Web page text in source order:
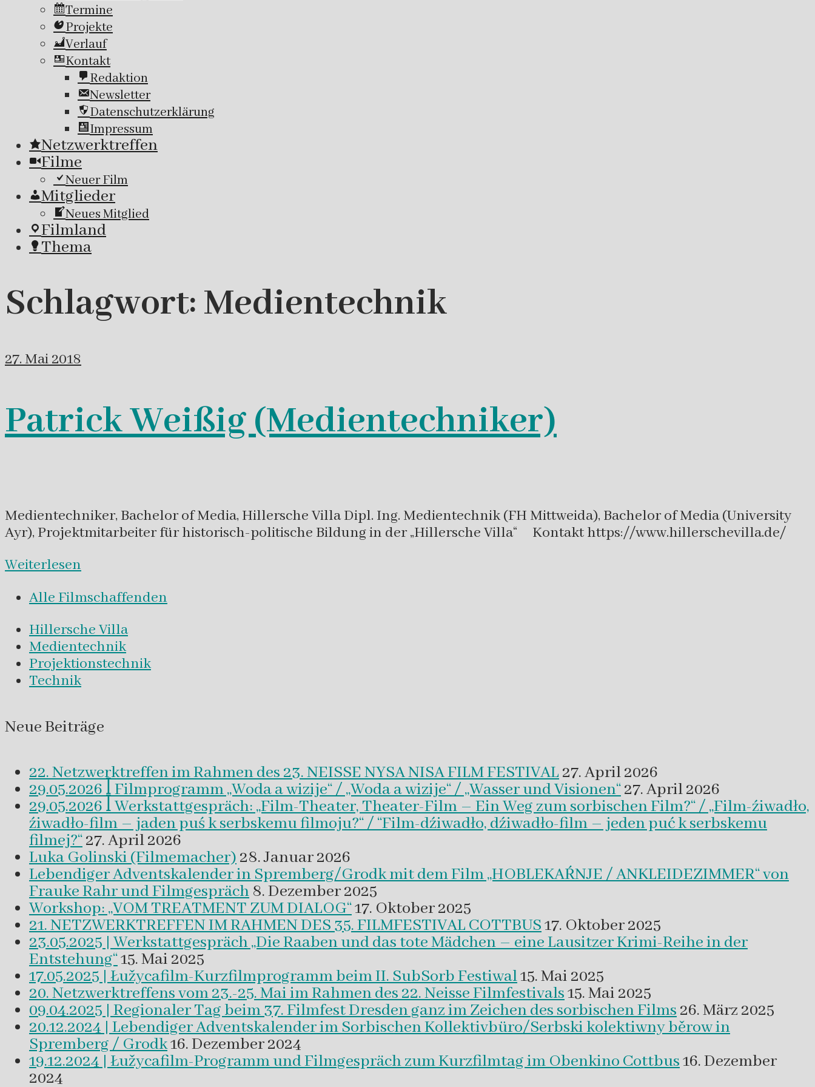
Termine
Projekte
Verlauf
Kontakt
Redaktion
Newsletter
Datenschutzerklärung
Impressum
Netzwerktreffen
Filme
Neuer Film
Mitglieder
Neues Mitglied
Filmland
Thema
Schlagwort:Medientechnik
27. Mai 2018
Patrick Weißig (Medientechniker)
Medientechniker, Bachelor of Media, Hillersche Villa Dipl. Ing. Medientechnik (FH Mittweida), Bachelor of Media (University
Ayr), Projektmitarbeiter für historisch-politische Bildung in der „Hillersche Villa“ Kontakt https://www.hillerschevilla.de/
Weiterlesen
Alle Filmschaffenden
Hillersche Villa
Medientechnik
Projektionstechnik
Technik
Neue Beiträge
22. Netzwerktreffen im Rahmen des 23. NEISSE NYSA NISA FILM FESTIVAL27. April 2026
29.05.2026 ꟾ Filmprogramm „Woda a wizije“ / „Woda a wizije“ / „Wasser und Visionen“27. April 2026
29.05.2026 ꟾ Werkstattgespräch: „Film-Theater, Theater-Film – Ein Weg zum sorbischen Film?“ / „Film-źiwadło,
źiwadło-film – jaden puś k serbskemu filmoju?“ / “Film-dźiwadło, dźiwadło-film – jeden puć k serbskemu
filmej?“27. April 2026
Luka Golinski (Filmemacher)28. Januar 2026
Lebendiger Adventskalender in Spremberg/Grodk mit dem Film „HOBLEKAŔNJE / ANKLEIDEZIMMER“ von
Frauke Rahr und Filmgespräch 8. Dezember 2025
Workshop: „VOM TREATMENT ZUM DIALOG“17. Oktober 2025
21. NETZWERKTREFFEN IM RAHMEN DES 35. FILMFESTIVAL COTTBUS17. Oktober 2025
23.05.2025 | Werkstattgespräch „Die Raaben und das tote Mädchen – eine Lausitzer Krimi-Reihe in der
Entstehung“15. Mai 2025
17.05.2025 | Łužycafilm-Kurzfilmprogramm beim II. SubSorb Festiwal15. Mai 2025
20. Netzwerktreffens vom 23.-25. Mai im Rahmen des 22. Neisse Filmfestivals15. Mai 2025
09.04.2025 | Regionaler Tag beim 37. Filmfest Dresden ganz im Zeichen des sorbischen Films26. März 2025
20.12.2024 | Lebendiger Adventskalender im Sorbischen Kollektivbüro/Serbski kolektiwny běrow in
Spremberg / Grodk16. Dezember 2024
19.12.2024 | Łužycafilm-Programm und Filmgespräch zum Kurzfilmtag im Obenkino Cottbus16. Dezember
2024